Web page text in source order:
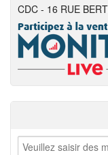
CDC - 16 RUE